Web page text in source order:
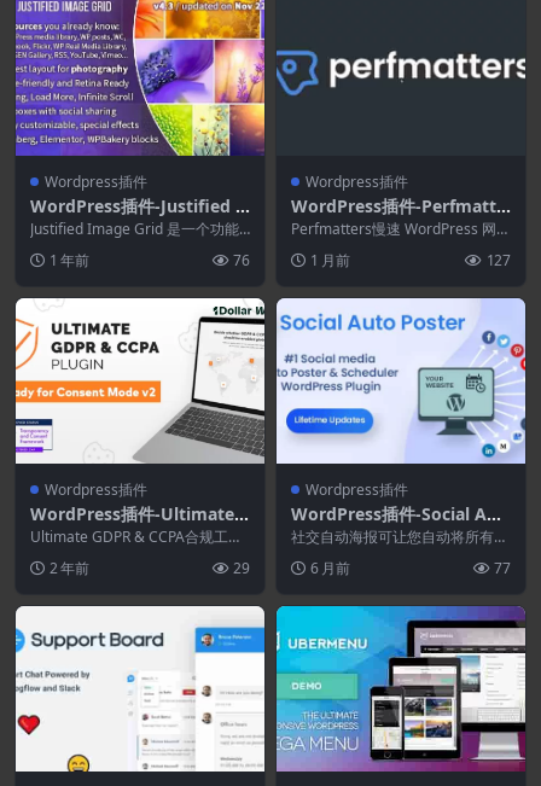
Wordpress插件
WordPress插件-Justified I
mage Grid 4.7.1–高级Word
Press画廊
Justified Image Grid 是一个功能
1 年前 76
Wordpress插件
WordPress插件-Perfmatte
rs 2.6.5-WordPress性能插
件
Perfmatters慢速 WordPress 网站
1 月前 127
Wordpress插件
WordPress插件-Ultimate
GDPR & CCPA CMP for Wo
rdPress 5.3.8
Ultimate GDPR & CCPA合规工具
2 年前 29
Wordpress插件
WordPress插件-Social Aut
o Poster 5.5.4-社交网络分
享插件
社交自动海报可让您自动将所有内
ocial Aut...
6 月前 77